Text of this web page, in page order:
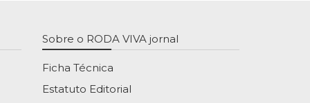
Sobre o RODA VIVA jornal
Ficha Técnica
Estatuto Editorial